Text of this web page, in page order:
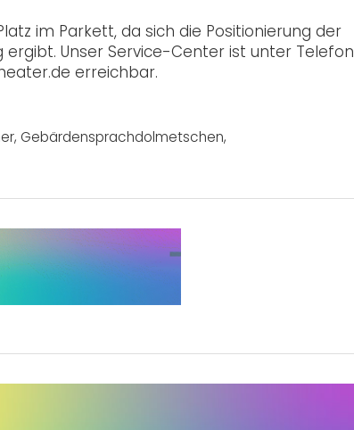
im Parkett, da sich die Positionierung der
Unser Service-Center ist unter Telefon
erreichbar.
, Gebärdensprachdolmetschen,